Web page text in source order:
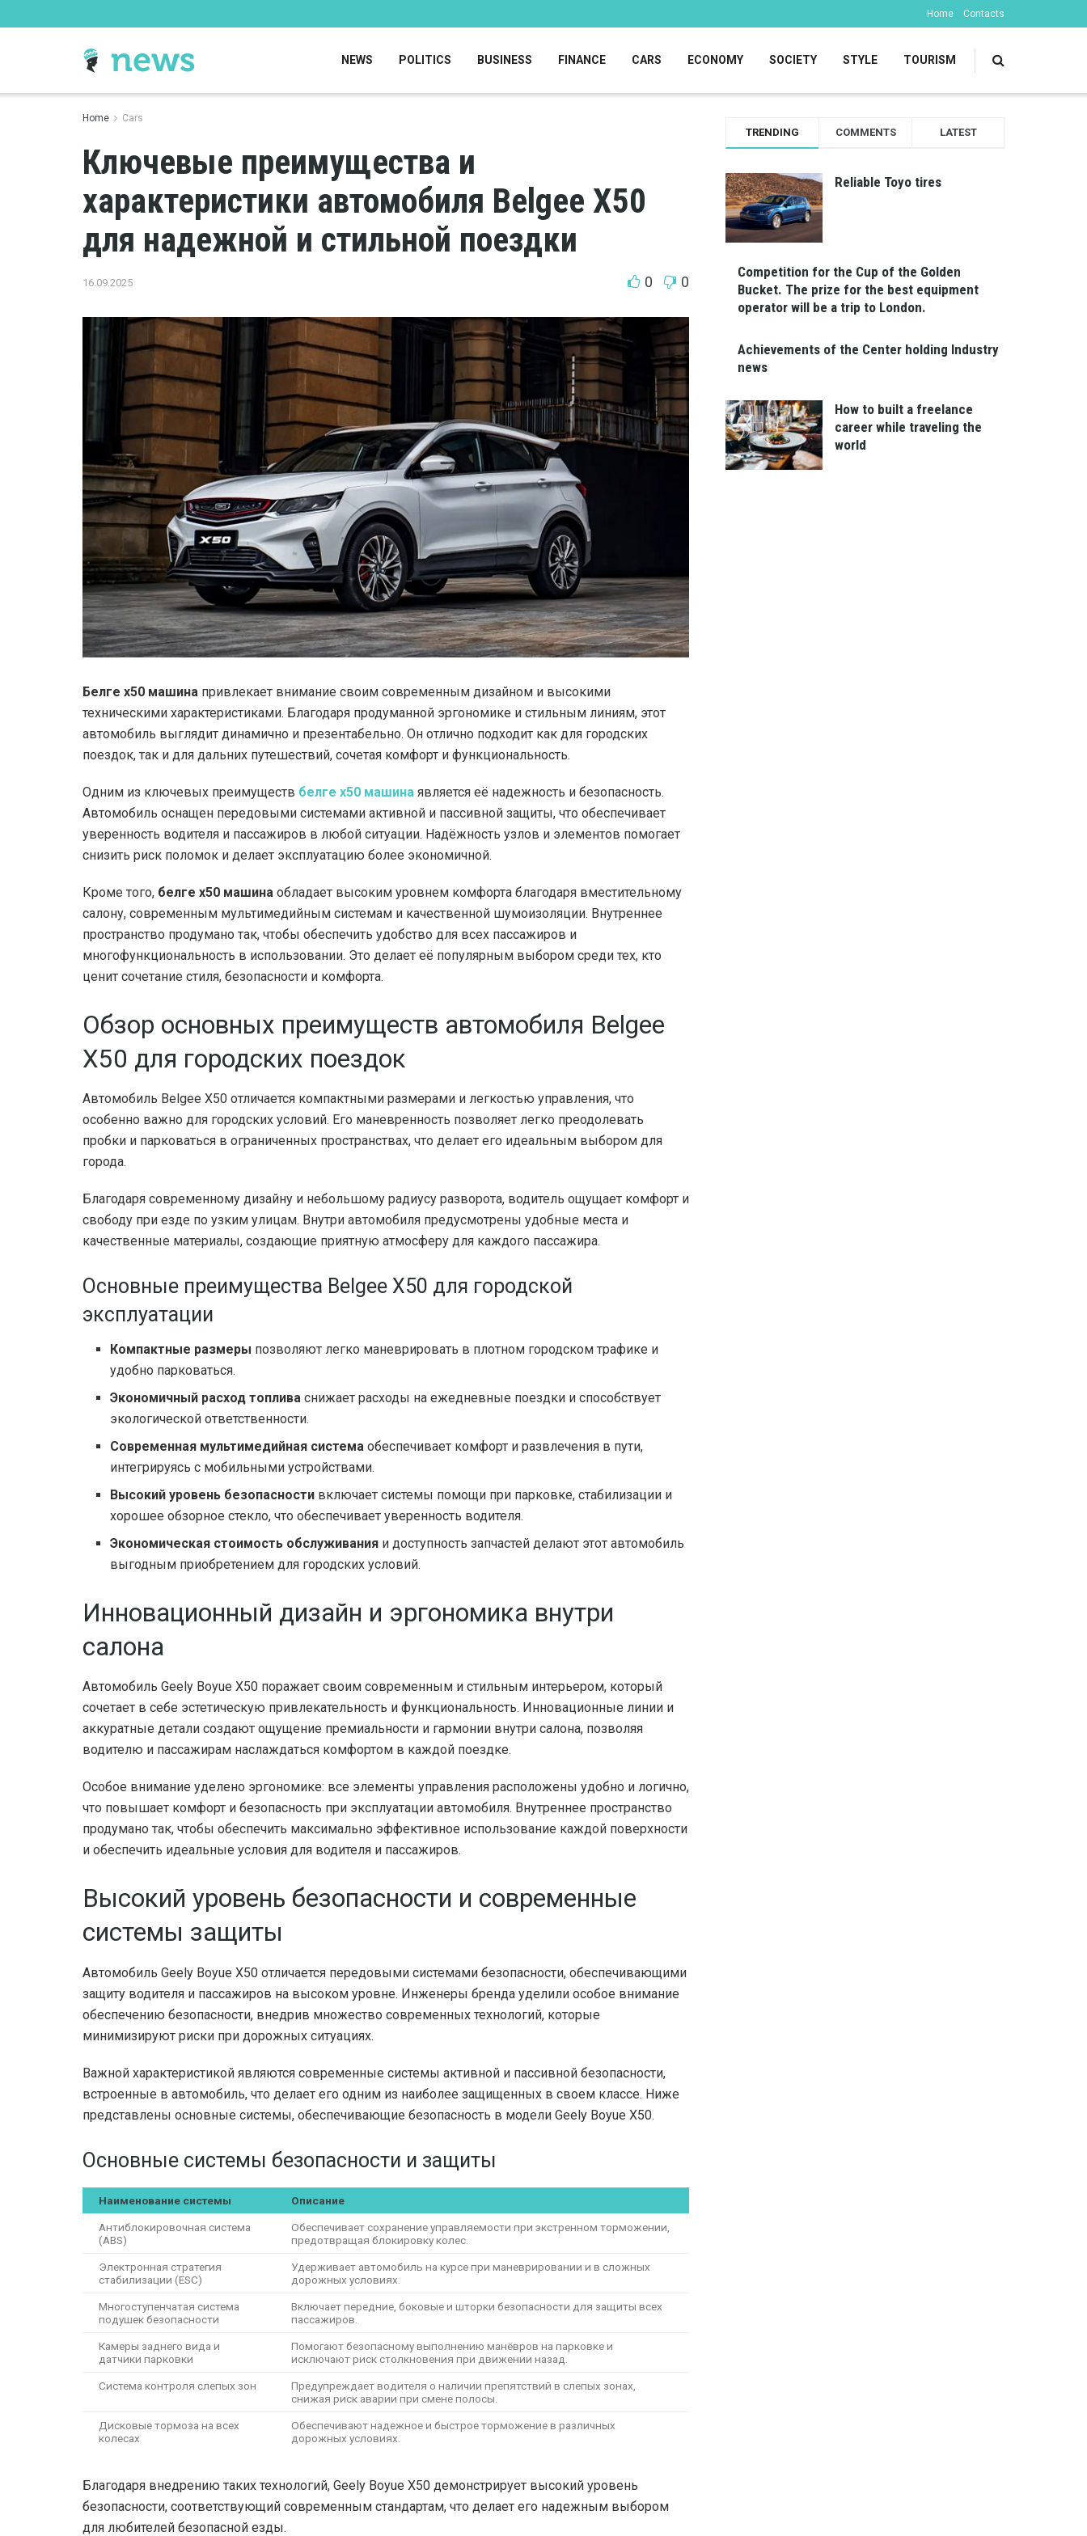
Home Contacts
NEWS POLITICS BUSINESS FINANCE CARS ECONOMY SOCIETY STYLE TOURISM
Home Cars
Ключевые преимущества и
характеристики автомобиля Belgee X50
для надежной и стильной поездки
16.09.2025 0 0
Белге х50 машина привлекает внимание своим современным дизайном и высокими
техническими характеристиками. Благодаря продуманной эргономике и стильным линиям, этот
автомобиль выглядит динамично и презентабельно. Он отлично подходит как для городских
поездок, так и для дальних путешествий, сочетая комфорт и функциональность.
Одним из ключевых преимуществ белге х50 машина является её надежность и безопасность.
Автомобиль оснащен передовыми системами активной и пассивной защиты, что обеспечивает
уверенность водителя и пассажиров в любой ситуации. Надёжность узлов и элементов помогает
снизить риск поломок и делает эксплуатацию более экономичной.
Кроме того, белге х50 машина обладает высоким уровнем комфорта благодаря вместительному
салону, современным мультимедийным системам и качественной шумоизоляции. Внутреннее
пространство продумано так, чтобы обеспечить удобство для всех пассажиров и
многофункциональность в использовании. Это делает её популярным выбором среди тех, кто
ценит сочетание стиля, безопасности и комфорта.
Обзор основных преимуществ автомобиля Belgee
X50 для городских поездок
Автомобиль Belgee X50 отличается компактными размерами и легкостью управления, что
особенно важно для городских условий. Его маневренность позволяет легко преодолевать
пробки и парковаться в ограниченных пространствах, что делает его идеальным выбором для
города.
Благодаря современному дизайну и небольшому радиусу разворота, водитель ощущает комфорт и
свободу при езде по узким улицам. Внутри автомобиля предусмотрены удобные места и
качественные материалы, создающие приятную атмосферу для каждого пассажира.
Основные преимущества Belgee X50 для городской
эксплуатации
Компактные размеры позволяют легко маневрировать в плотном городском трафике и
удобно парковаться.
Экономичный расход топлива снижает расходы на ежедневные поездки и способствует
экологической ответственности.
Современная мультимедийная система обеспечивает комфорт и развлечения в пути,
интегрируясь с мобильными устройствами.
Высокий уровень безопасности включает системы помощи при парковке, стабилизации и
хорошее обзорное стекло, что обеспечивает уверенность водителя.
Экономическая стоимость обслуживания и доступность запчастей делают этот автомобиль
выгодным приобретением для городских условий.
Инновационный дизайн и эргономика внутри
салона
Автомобиль Geely Boyue X50 поражает своим современным и стильным интерьером, который
сочетает в себе эстетическую привлекательность и функциональность. Инновационные линии и
аккуратные детали создают ощущение премиальности и гармонии внутри салона, позволяя
водителю и пассажирам наслаждаться комфортом в каждой поездке.
Особое внимание уделено эргономике: все элементы управления расположены удобно и логично,
что повышает комфорт и безопасность при эксплуатации автомобиля. Внутреннее пространство
продумано так, чтобы обеспечить максимально эффективное использование каждой поверхности
и обеспечить идеальные условия для водителя и пассажиров.
Высокий уровень безопасности и современные
системы защиты
Автомобиль Geely Boyue X50 отличается передовыми системами безопасности, обеспечивающими
защиту водителя и пассажиров на высоком уровне. Инженеры бренда уделили особое внимание
обеспечению безопасности, внедрив множество современных технологий, которые
минимизируют риски при дорожных ситуациях.
Важной характеристикой являются современные системы активной и пассивной безопасности,
встроенные в автомобиль, что делает его одним из наиболее защищенных в своем классе. Ниже
представлены основные системы, обеспечивающие безопасность в модели Geely Boyue X50.
Основные системы безопасности и защиты
Наименование системы Описание
Антиблокировочная система
(ABS)
Обеспечивает сохранение управляемости при экстренном торможении,
предотвращая блокировку колес.
Электронная стратегия
стабилизации (ESC)
Удерживает автомобиль на курсе при маневрировании и в сложных
дорожных условиях.
Многоступенчатая система
подушек безопасности
Включает передние, боковые и шторки безопасности для защиты всех
пассажиров.
Камеры заднего вида и
датчики парковки
Помогают безопасному выполнению манёвров на парковке и
исключают риск столкновения при движении назад.
Система контроля слепых зон
Предупреждает водителя о наличии препятствий в слепых зонах,
снижая риск аварии при смене полосы.
Дисковые тормоза на всех
колесах
Обеспечивают надежное и быстрое торможение в различных
дорожных условиях.
Благодаря внедрению таких технологий, Geely Boyue X50 демонстрирует высокий уровень
безопасности, соответствующий современным стандартам, что делает его надежным выбором
для любителей безопасной езды.
TRENDING COMMENTS LATEST
Reliable Toyo tires
Competition for the Cup of the Golden
Bucket. The prize for the best equipment
operator will be a trip to London.
Achievements of the Center holding Industry
news
How to built a freelance
career while traveling the
world